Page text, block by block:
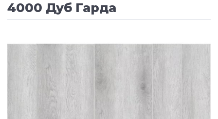
4000 Дуб Гарда